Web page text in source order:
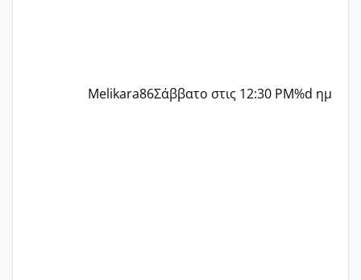
Melikara86Σάββατο στις 12:30 PM%d ημ